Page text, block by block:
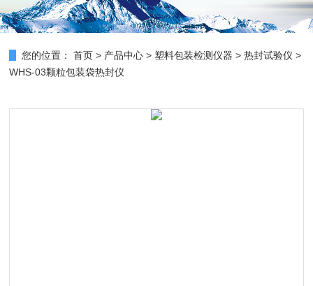
您的位置： 首页 > 产品中心 > 塑料包装检测仪器 >热封试验仪 >
WHS-03颗粒包装袋热封仪